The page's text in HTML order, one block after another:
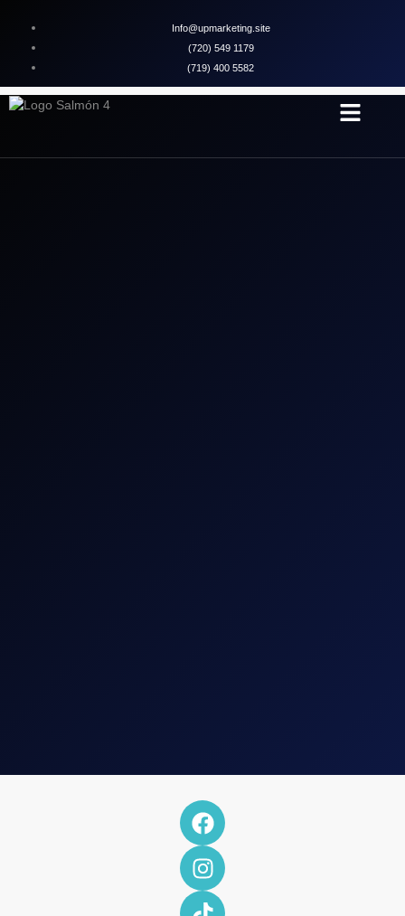
Info@upmarketing.site
(720) 549 1179
(719) 400 5582